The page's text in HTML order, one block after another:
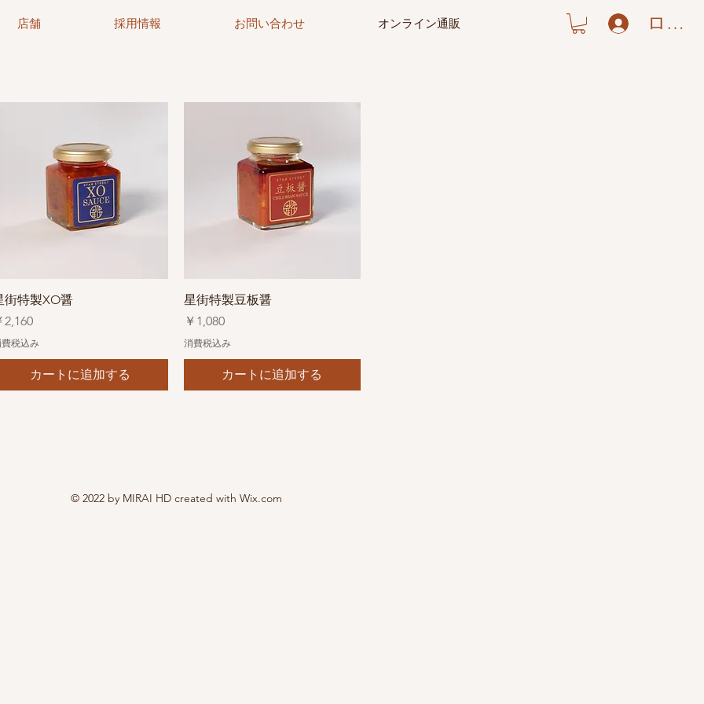
店舗 採用情報 お問い合わせ オンライン通販 ログ
クイックビュー
街特製XO醤
格
2,160
税込み
カートに追加する
クイックビュー
星街特製豆板醤
価格
￥1,080
消費税込み
カートに追加する
© 2022 by MIRAI HD created with Wix.com